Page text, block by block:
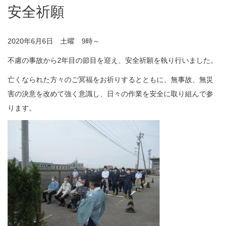
安全祈願
2020年6月6日 土曜 9時～
不慮の事故から2年目の節目を迎え、安全祈願を執り行いました。
亡くなられた方々のご冥福をお祈りするとともに、無事故、無災
害の決意を改めて強く意識し、日々の作業を安全に取り組んで参
ります。